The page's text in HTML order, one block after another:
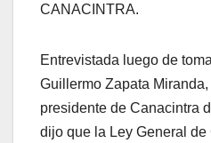
CANACINTRA.
Entrevistada luego de
Guillermo Zapata
presidente de Canacintra
dijo que la Ley General de